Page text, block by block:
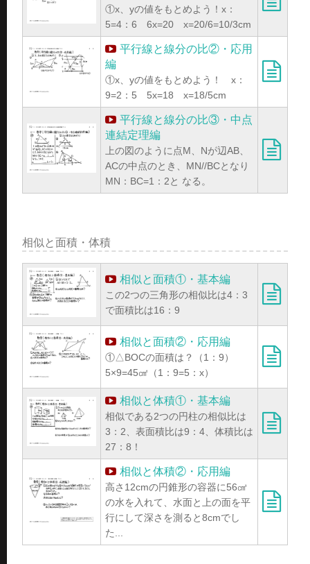
①x、yの値をもとめよう！x：
5=4：6 6x=20 x=20/6=10/3cm
平行線と線分の比②・応用
編
①x、yの値をもとめよう！ x：
9=2：5 5x=18 x=18/5cm
平行線と線分の比③・中点
連結定理編
上の図のように点M、Nが辺AB、
ACの中点のとき、MN//BCとなり
MN：BC=1：2と なる。
相似と面積・体積
相似と面積①・基本編
この2つの三角形の相似比は4：3
で面積比は16：9
相似と面積②・応用編
①△BOCの面積は？（1：9）
5×9=45㎠（1：9=5：x）
相似と体積①・基本編
相似である2つの円柱の相似比は
3：2、表面積比は9：4、体積比は
27：8！
相似と体積②・応用編
高さ12cmの円錐形の容器に56㎤
の水を入れて、水面と上の面を平
行にして深さを測ると8cmでし
た...